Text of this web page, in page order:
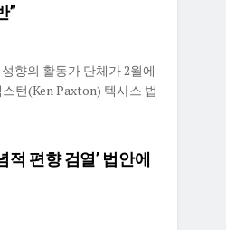
”
향의 활동가 단체가 2월에
턴(Ken Paxton) 텍사스 법
적 편향 검열’ 법안에